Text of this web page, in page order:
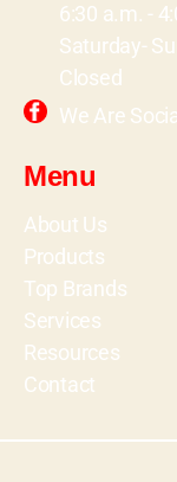
6:30 a.m. -
Saturday-
Closed
We Are Social
Menu
About Us
Products
Top Brands
Services
Resources
Contact